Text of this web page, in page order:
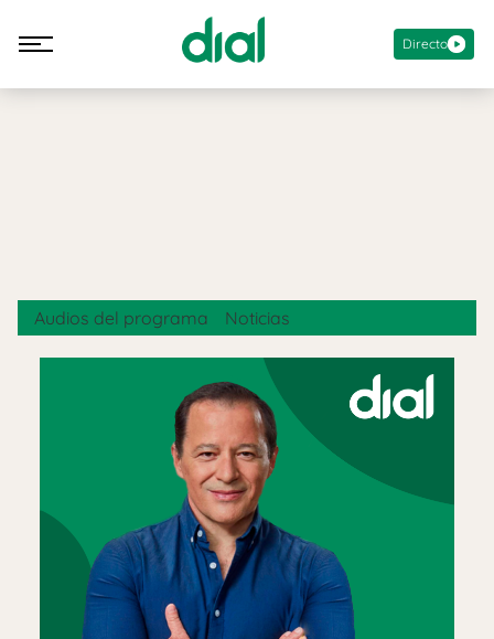
Directo
Audios del programa Noticias